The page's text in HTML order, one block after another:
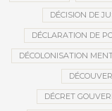
DÉCISION DE
DÉCLARATION DE
DÉCOLONISATION
DÉCRET